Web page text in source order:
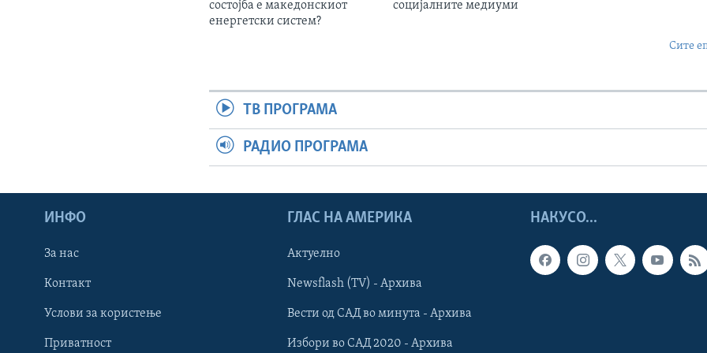
Learning English
состојба е македонскиот
енергетски систем?
социјалните медиуми
Сите
ТВ ПРОГРАМА
РАДИО ПРОГРАМА
НАКУСО...
ИНФО
За нас
Контакт
Услови за користење
Приватност
ГЛАС НА АМЕРИКА
Актуелно
Newsflash (TV) - Архива
Вести од САД во минута - Архива
Избори во САД 2020 - Архива